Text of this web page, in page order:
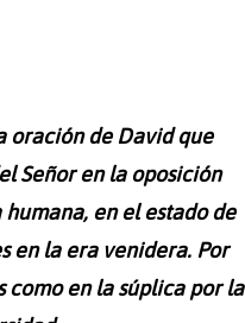
oración de David que
Señor en la oposición
en el estado de
en la era venidera. Por
como en la súplica por la